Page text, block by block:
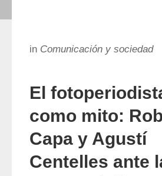
in Comunicación y sociedad
El
como mito:
Capa y Agustí
Centelles ante